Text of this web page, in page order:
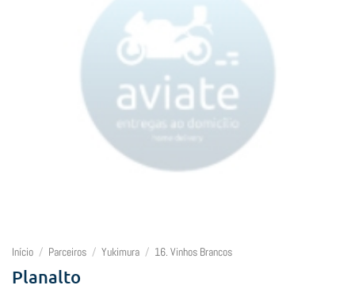
Início / Parceiros / Yukimura / 16. Vinhos Brancos
Planalto